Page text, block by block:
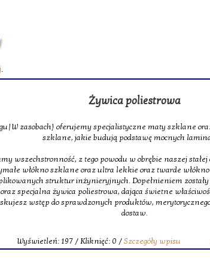
.
maty szklane oraz wysokiej jakości tkaniny
podstawę mocnych laminatów.
w obrębie naszej stałej ofercie znajduje się także
lekkie oraz twarde włókno węglowe, doskonałe do
Dopełnieniem zostały solidne pręty z włókna
dająca świetne właściwości łączenia. Decydując się na
produktów, merytorycznego pomocy oraz terminowych
0 /Szczegóły wpisu